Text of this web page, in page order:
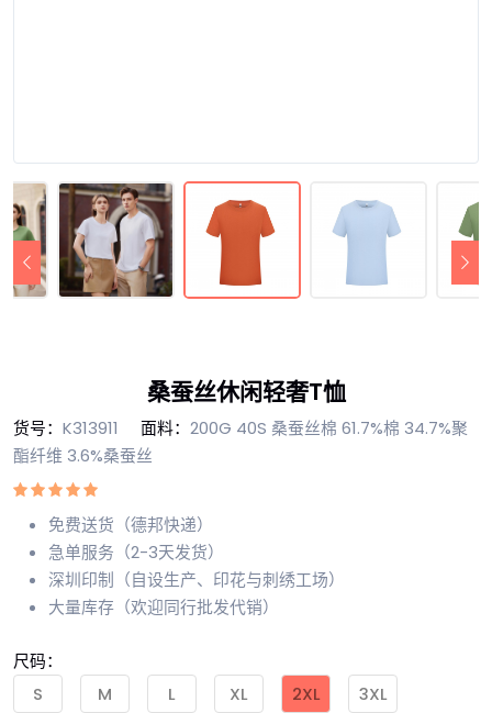
桑蚕丝休闲轻奢T恤
货号： K313911 面料： 200G 40S 桑蚕丝棉 61.7%棉 34.7%聚
酯纤维 3.6%桑蚕丝
免费送货（德邦快递）
急单服务（2-3天发货）
深圳印制（自设生产、印花与刺绣工场）
大量库存（欢迎同行批发代销）
尺码：
S
M L XL 2XL 3XL